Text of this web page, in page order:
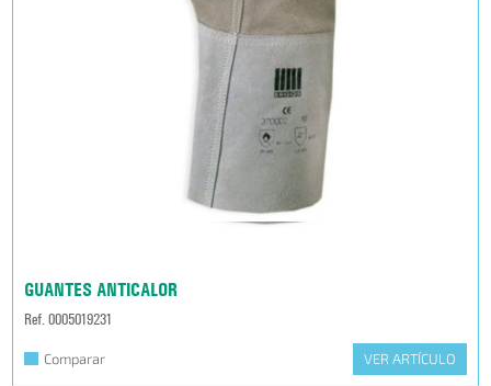
GUANTES ANTICALOR
Ref. 0005019231
Comparar VER ARTÍCULO